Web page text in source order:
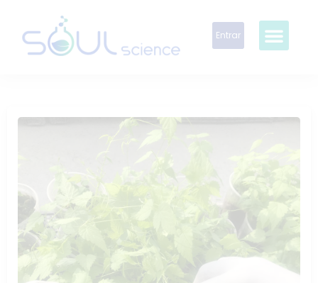
Entrar